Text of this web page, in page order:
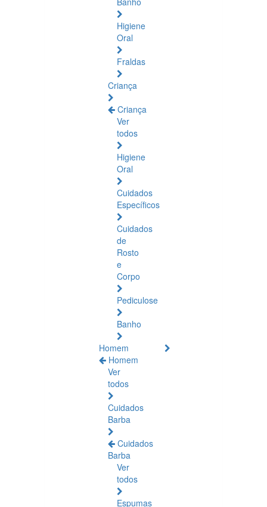
Higiene
Oral
Fraldas
Criança
Criança
Ver
todos
Higiene
Oral
Cuidados
Específicos
Cuidados
de
Rosto
e
Corpo
Pediculose
Banho
Homem
Homem
Ver
todos
Cuidados
Barba
Cuidados
Barba
Ver
todos
Espumas